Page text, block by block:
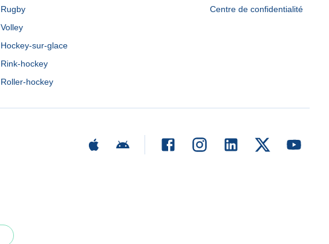
Rugby
Volley
Hockey-sur-glace
Rink-hockey
Roller-hockey
Centre de confidentialité